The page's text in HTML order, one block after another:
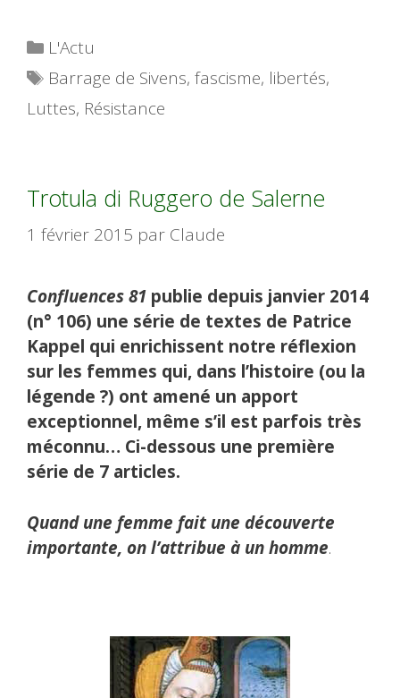
Catégories
L'Actu
Étiquettes
Barrage de Sivens,fascisme, libertés,
Luttes, Résistance
Trotula di Ruggero de Salerne
1 février 2015 par Claude
Confluences 81 publie depuis janvier 2014
(n° 106) une série de textes de Patrice
Kappel qui enrichissent notre réflexion
sur les femmes qui, dans l’histoire (ou la
légende ?) ont amené un apport
exceptionnel, même s’il est parfois très
méconnu… Ci-dessous une première
série de 7 articles.
Quand une femme fait une découverte
importante, on l’attribue à un homme.